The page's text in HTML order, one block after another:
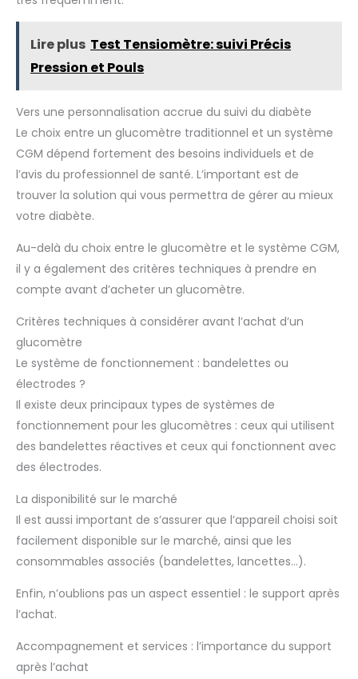
Lire plus Test Tensiomètre: suivi Précis
Pression et Pouls
Vers une personnalisation accrue du suivi du diabète
Le choix entre un glucomètre traditionnel et un système
CGM dépend fortement des besoins individuels et de
l’avis du professionnel de santé. L’important est de
trouver la solution qui vous permettra de gérer au mieux
votre diabète.
Au-delà du choix entre le glucomètre et le système CGM,
il y a également des critères techniques à prendre en
compte avant d’acheter un glucomètre.
Critères techniques à considérer avant l’achat d’un
glucomètre
Le système de fonctionnement : bandelettes ou
électrodes ?
Il existe deux principaux types de systèmes de
fonctionnement pour les glucomètres : ceux qui utilisent
des bandelettes réactives et ceux qui fonctionnent avec
des électrodes.
La disponibilité sur le marché
Il est aussi important de s’assurer que l’appareil choisi soit
facilement disponible sur le marché, ainsi que les
consommables associés (bandelettes, lancettes…).
Enfin, n’oublions pas un aspect essentiel : le support après
l’achat.
Accompagnement et services : l’importance du support
après l’achat